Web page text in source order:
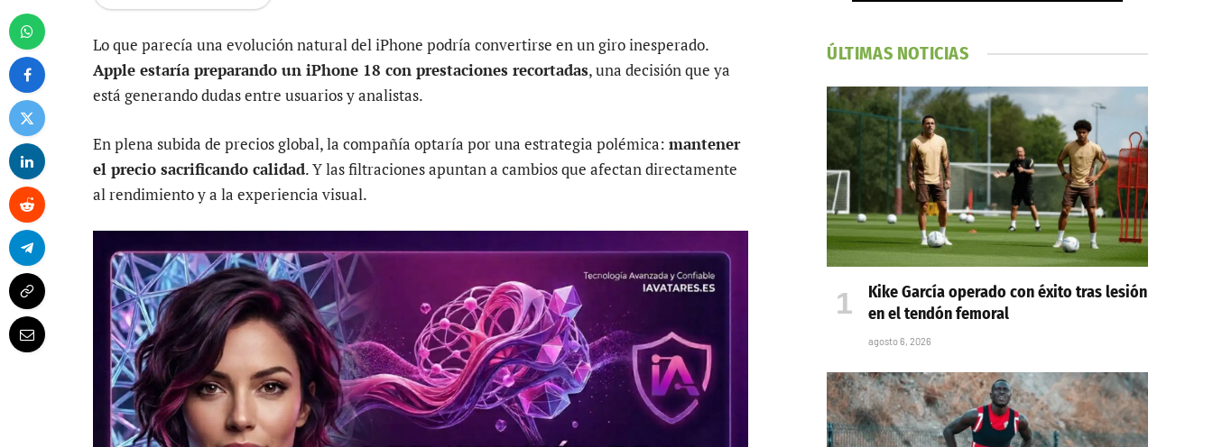
Lo que parecía una evolución natural del iPhone podría convertirse en un giro inesperado.
Apple estaría preparando un iPhone 18 con prestaciones recortadas, una decisión que ya
está generando dudas entre usuarios y analistas.
En plena subida de precios global, la compañía optaría por una estrategia polémica: mantener
el precio sacrificando calidad. Y las filtraciones apuntan a cambios que afectan directamente
al rendimiento y a la experiencia visual.
ÚLTIMAS NOTICIAS
Kike García operado con éxito tras lesión
en el tendón femoral
agosto 6, 2026